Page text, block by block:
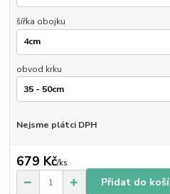
šířka obojku
obvod krku
Nejsme plátci DPH
679 Kč/ks
Přidat do